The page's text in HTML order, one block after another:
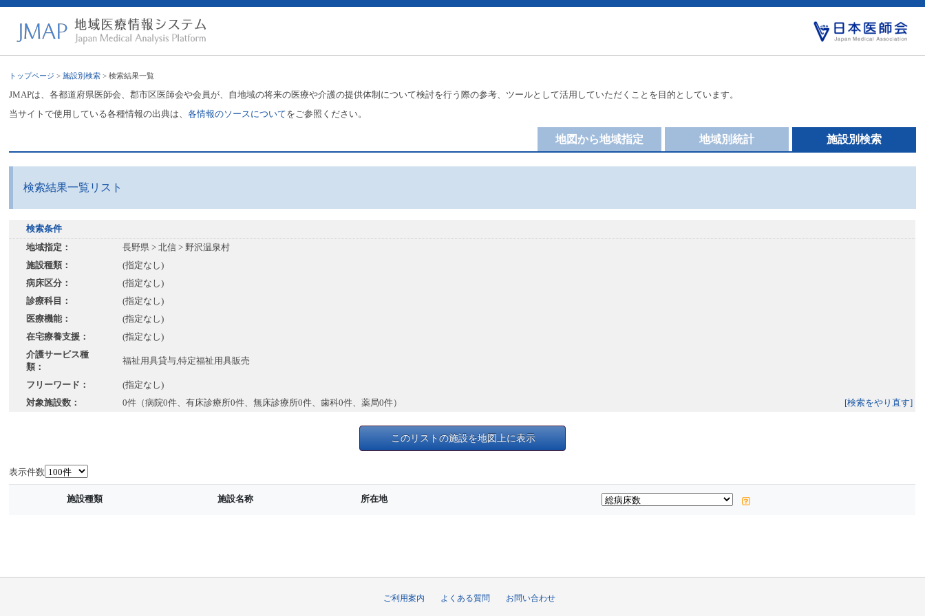
トップページ >施設別検索 > 検索結果一覧
JMAPは、各都道府県医師会、郡市区医師会や会員が、自地域の将来の医療や介護の提供体制について検討を行う際の参考、ツールとして活用していただくことを目的としています。
当サイトで使用している各種情報の出典は、各情報のソースについてをご参照ください。
施設別検索
地域別統計
地図から地域指定
検索結果一覧リスト
検索条件
地域指定：
長野県 > 北信 > 野沢温泉村
施設種類：
(指定なし)
病床区分：
(指定なし)
診療科目：
(指定なし)
医療機能：
(指定なし)
在宅療養支援：
(指定なし)
介護サービス種
類：
福祉用具貸与,特定福祉用具販売
フリーワード：
(指定なし)
対象施設数：
0件（病院0件、有床診療所0件、無床診療所0件、歯科0件、薬局0件） [検索をやり直す]
このリストの施設を地図上に表示
表示件数
施設種類 施設名称 所在地
ご利用案内 よくある質問 お問い合わせ